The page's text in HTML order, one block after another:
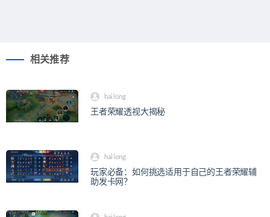
相关推荐
hailong
王者荣耀透视大揭秘
hailong
玩家必备：如何挑选适用于自己的王者荣耀辅
助发卡网？